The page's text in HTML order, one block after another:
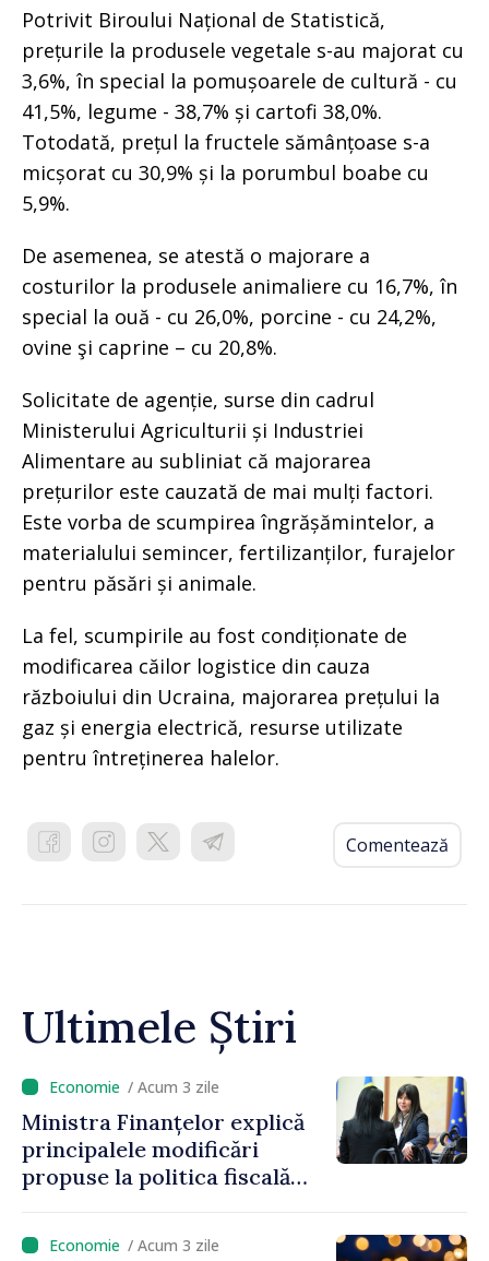
Potrivit Biroului Național de Statistică,
prețurile la produsele vegetale s-au majorat cu
3,6%, în special la pomușoarele de cultură - cu
41,5%, legume - 38,7% și cartofi 38,0%.
Totodată, prețul la fructele sămânțoase s-a
micșorat cu 30,9% și la porumbul boabe cu
5,9%.
De asemenea, se atestă o majorare a
costurilor la produsele animaliere cu 16,7%, în
special la ouă - cu 26,0%, porcine - cu 24,2%,
ovine şi caprine – cu 20,8%.
Solicitate de agenție, surse din cadrul
Ministerului Agriculturii și Industriei
Alimentare au subliniat că majorarea
prețurilor este cauzată de mai mulți factori.
Este vorba de scumpirea îngrășămintelor, a
materialului semincer, fertilizanților, furajelor
pentru păsări și animale.
La fel, scumpirile au fost condiționate de
modificarea căilor logistice din cauza
războiului din Ucraina, majorarea prețului la
gaz și energia electrică, resurse utilizate
pentru întreținerea halelor.
Comentează
Ultimele Știri
/ Acum 3 zile
Ministra Finanțelor explică
principalele modificări
propuse la politica fiscală
venit
/ Acum 3 zile